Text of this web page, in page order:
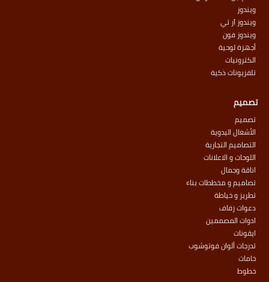
ويندوز
ويندوز آر تي
ويندوز فون
أجهزة لوحية
الكترونيات
تلفزيونات ذكية
تصميم
تصميم
الأشغال اليدوية
التصاميم التجارية
اللوحات و الاعلانات
اناقة وجمال
تصاميم و مخططات بناء
تطريز و خياطة
دعوات زفاف
ادوات المصممين
ايقونات
تدرجات ألوان فوتوشوب
خامات
خطوط